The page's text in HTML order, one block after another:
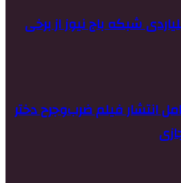
شبکه باج نیوز از برخی
انتشار فیلم ضرب‌وجرح دختر